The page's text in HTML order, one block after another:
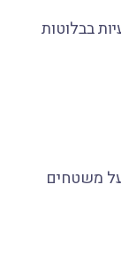
בבלוטות
משטחים